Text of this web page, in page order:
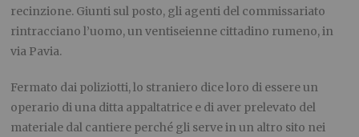
recinzione. Giunti sul posto, gli agenti del commissariato
rintracciano l’uomo, un ventiseienne cittadino rumeno, in
via Pavia.
Fermato dai poliziotti, lo straniero dice loro di essere un
operario di una ditta appaltatrice e di aver prelevato del
materiale dal cantiere perché gli serve in un altro sito nei